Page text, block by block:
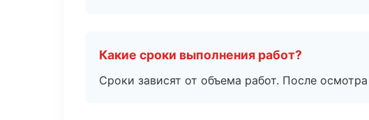
Какие сроки выполнения работ?
Сроки зависят от объема работ. После